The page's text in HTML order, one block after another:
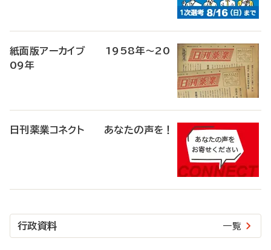
紙面版アーカイブ 1958年～20
09年
日刊薬業コネクト あなたの声を！
行政資料 一覧